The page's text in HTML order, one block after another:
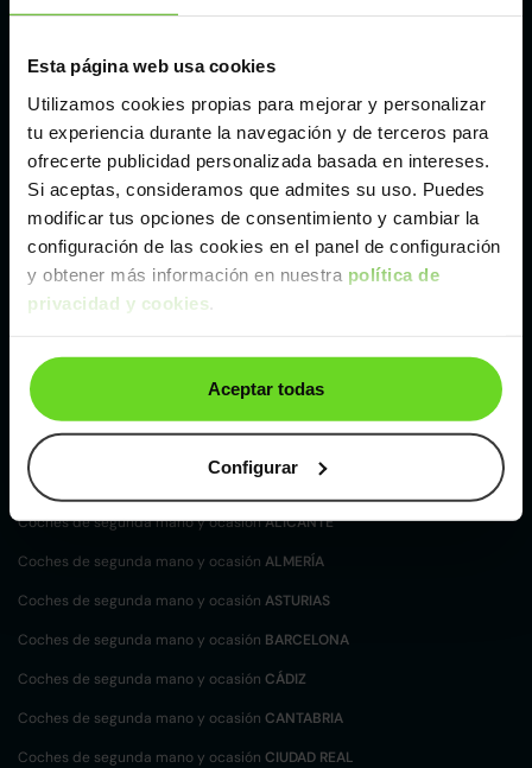
Esta página web usa cookies
Utilizamos cookies propias para mejorar y personalizar
tu experiencia durante la navegación y de terceros para
ofrecerte publicidad personalizada basada en intereses.
Si aceptas, consideramos que admites su uso. Puedes
modificar tus opciones de consentimiento y cambiar la
configuración de las cookies en el panel de configuración
y obtener más información en nuestra política de
privacidad y cookies
Aceptar todas
Configurar
Málaga
Valencia
Zaragoza
Ver DS DS 7 Crossback de segunda mano y
ocasión
Coches desegunda mano y ocasión por
localización
Coches de segunda mano y ocasión
Coches de segunda mano y ocasiónALICANTE
Coches de segunda mano y ocasión ALMERÍA
Coches de segunda mano y ocasión ASTURIAS
Coches de segunda mano y ocasión BARCELONA
Coches de segunda mano y ocasión CÁDIZ
Coches de segunda mano y ocasión CANTABRIA
Coches de segunda mano y ocasión CIUDAD REAL